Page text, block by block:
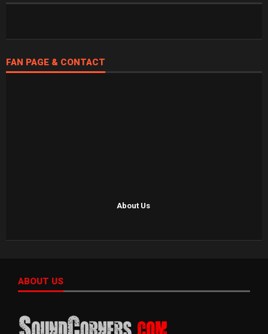
FAN PAGE & CONTACT
About Us
ABOUT US